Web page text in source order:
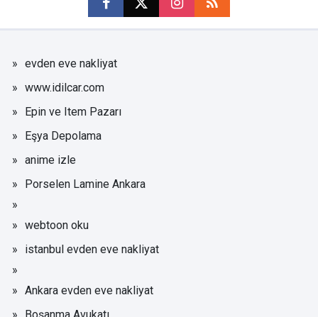
evden eve nakliyat
www.idilcar.com
Epin ve Item Pazarı
Eşya Depolama
anime izle
Porselen Lamine Ankara
webtoon oku
istanbul evden eve nakliyat
Ankara evden eve nakliyat